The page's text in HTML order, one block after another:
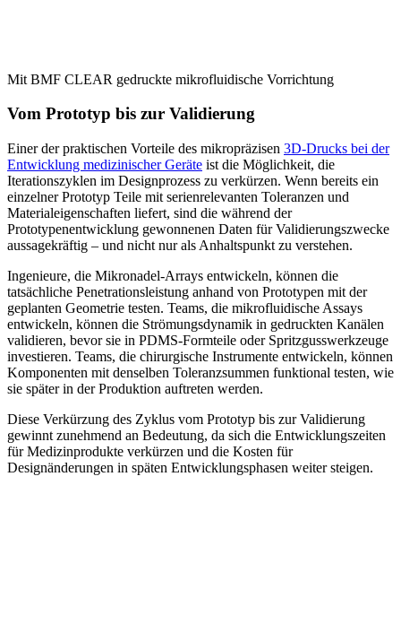
Mit BMF CLEAR gedruckte mikrofluidische Vorrichtung
Vom Prototyp bis zur Validierung
Einer der praktischen Vorteile des mikropräzisen 3D-Drucks bei der
Entwicklung medizinischer Geräte ist die Möglichkeit, die
Iterationszyklen im Designprozess zu verkürzen. Wenn bereits ein
einzelner Prototyp Teile mit serienrelevanten Toleranzen und
Materialeigenschaften liefert, sind die während der
Prototypenentwicklung gewonnenen Daten für Validierungszwecke
aussagekräftig – und nicht nur als Anhaltspunkt zu verstehen.
Ingenieure, die Mikronadel-Arrays entwickeln, können die
tatsächliche Penetrationsleistung anhand von Prototypen mit der
geplanten Geometrie testen. Teams, die mikrofluidische Assays
entwickeln, können die Strömungsdynamik in gedruckten Kanälen
validieren, bevor sie in PDMS-Formteile oder Spritzgusswerkzeuge
investieren. Teams, die chirurgische Instrumente entwickeln, können
Komponenten mit denselben Toleranzsummen funktional testen, wie
sie später in der Produktion auftreten werden.
Diese Verkürzung des Zyklus vom Prototyp bis zur Validierung
gewinnt zunehmend an Bedeutung, da sich die Entwicklungszeiten
für Medizinprodukte verkürzen und die Kosten für
Designänderungen in späten Entwicklungsphasen weiter steigen.